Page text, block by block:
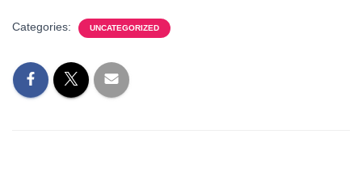
Categories: UNCATEGORIZED